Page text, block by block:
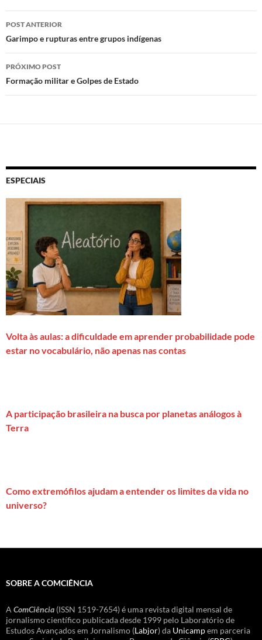
n o
k
p
p
Navegação
de
posts
POST ANTERIOR
Garimpo e rupturas entre grupos indígenas
PRÓXIMO POST
Formação militar e Golpes de Estado
ESPECIAIS
Volta às aulas: a dificuldade em aprender probabilidade pode
estar no vocabulário, não apenas nas contas
A participação brasileira na busca por planetas análogos à
Terra
Como extremófilos ajudam a entender os limites da vida no
universo?
SOBRE A COMCIÊNCIA
A ComCiência (ISSN 1519-7654) é uma revista digital mensal de
jornalismo científico publicada desde 1999 pelo Laboratório de
Estudos Avançados em Jornalismo (Labjor) da Unicampem parceria